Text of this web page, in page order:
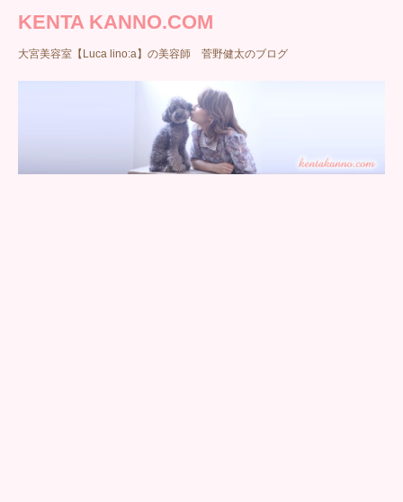
KENTA KANNO.COM
大宮美容室【Luca lino:a】の美容師 菅野健太のブログ